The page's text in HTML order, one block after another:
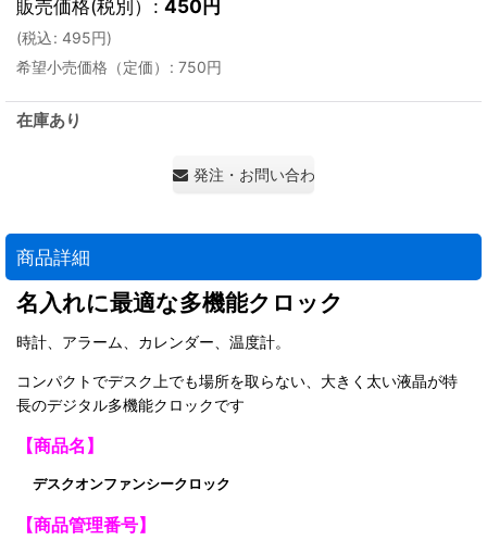
販売価格(税別） : 450円
(税込: 495円)
希望小売価格（定価）
: 750円
在庫あり
発注・お問い合わせ・見積もり依頼
商品詳細
名入れに最適な多機能クロック
時計、アラーム、カレンダー、温度計。
コンパクトでデスク上でも場所を取らない、大きく太い液晶が特
長のデジタル多機能クロックです
【商品名】
デスクオンファンシークロック
【商品管理番号】